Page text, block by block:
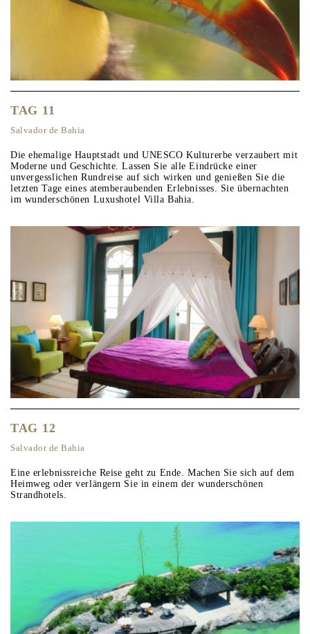
TAG 11
Salvador de Bahia
Die ehemalige Hauptstadt und UNESCO Kulturerbe verzaubert mit
Moderne und Geschichte. Lassen Sie alle Eindrücke einer
unvergesslichen Rundreise auf sich wirken und genießen Sie die
letzten Tage eines atemberaubenden Erlebnisses. Sie übernachten
im wunderschönen Luxushotel Villa Bahia.
TAG 12
Salvador de Bahia
Eine erlebnissreiche Reise geht zu Ende. Machen Sie sich auf dem
Heimweg oder verlängern Sie in einem der wunderschönen
Strandhotels.